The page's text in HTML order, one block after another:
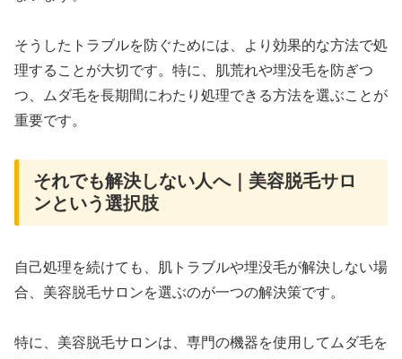
そうしたトラブルを防ぐためには、より効果的な方法で処
理することが大切です。特に、肌荒れや埋没毛を防ぎつ
つ、ムダ毛を長期間にわたり処理できる方法を選ぶことが
重要です。
それでも解決しない人へ｜美容脱毛サロ
ンという選択肢
自己処理を続けても、肌トラブルや埋没毛が解決しない場
合、美容脱毛サロンを選ぶのが一つの解決策です。
特に、美容脱毛サロンは、専門の機器を使用してムダ毛を